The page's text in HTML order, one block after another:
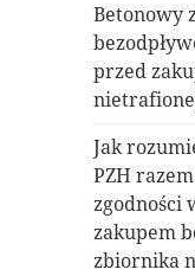
Betonowy
przed
Jak
PZH
zgodności
zakupem
zbiornika